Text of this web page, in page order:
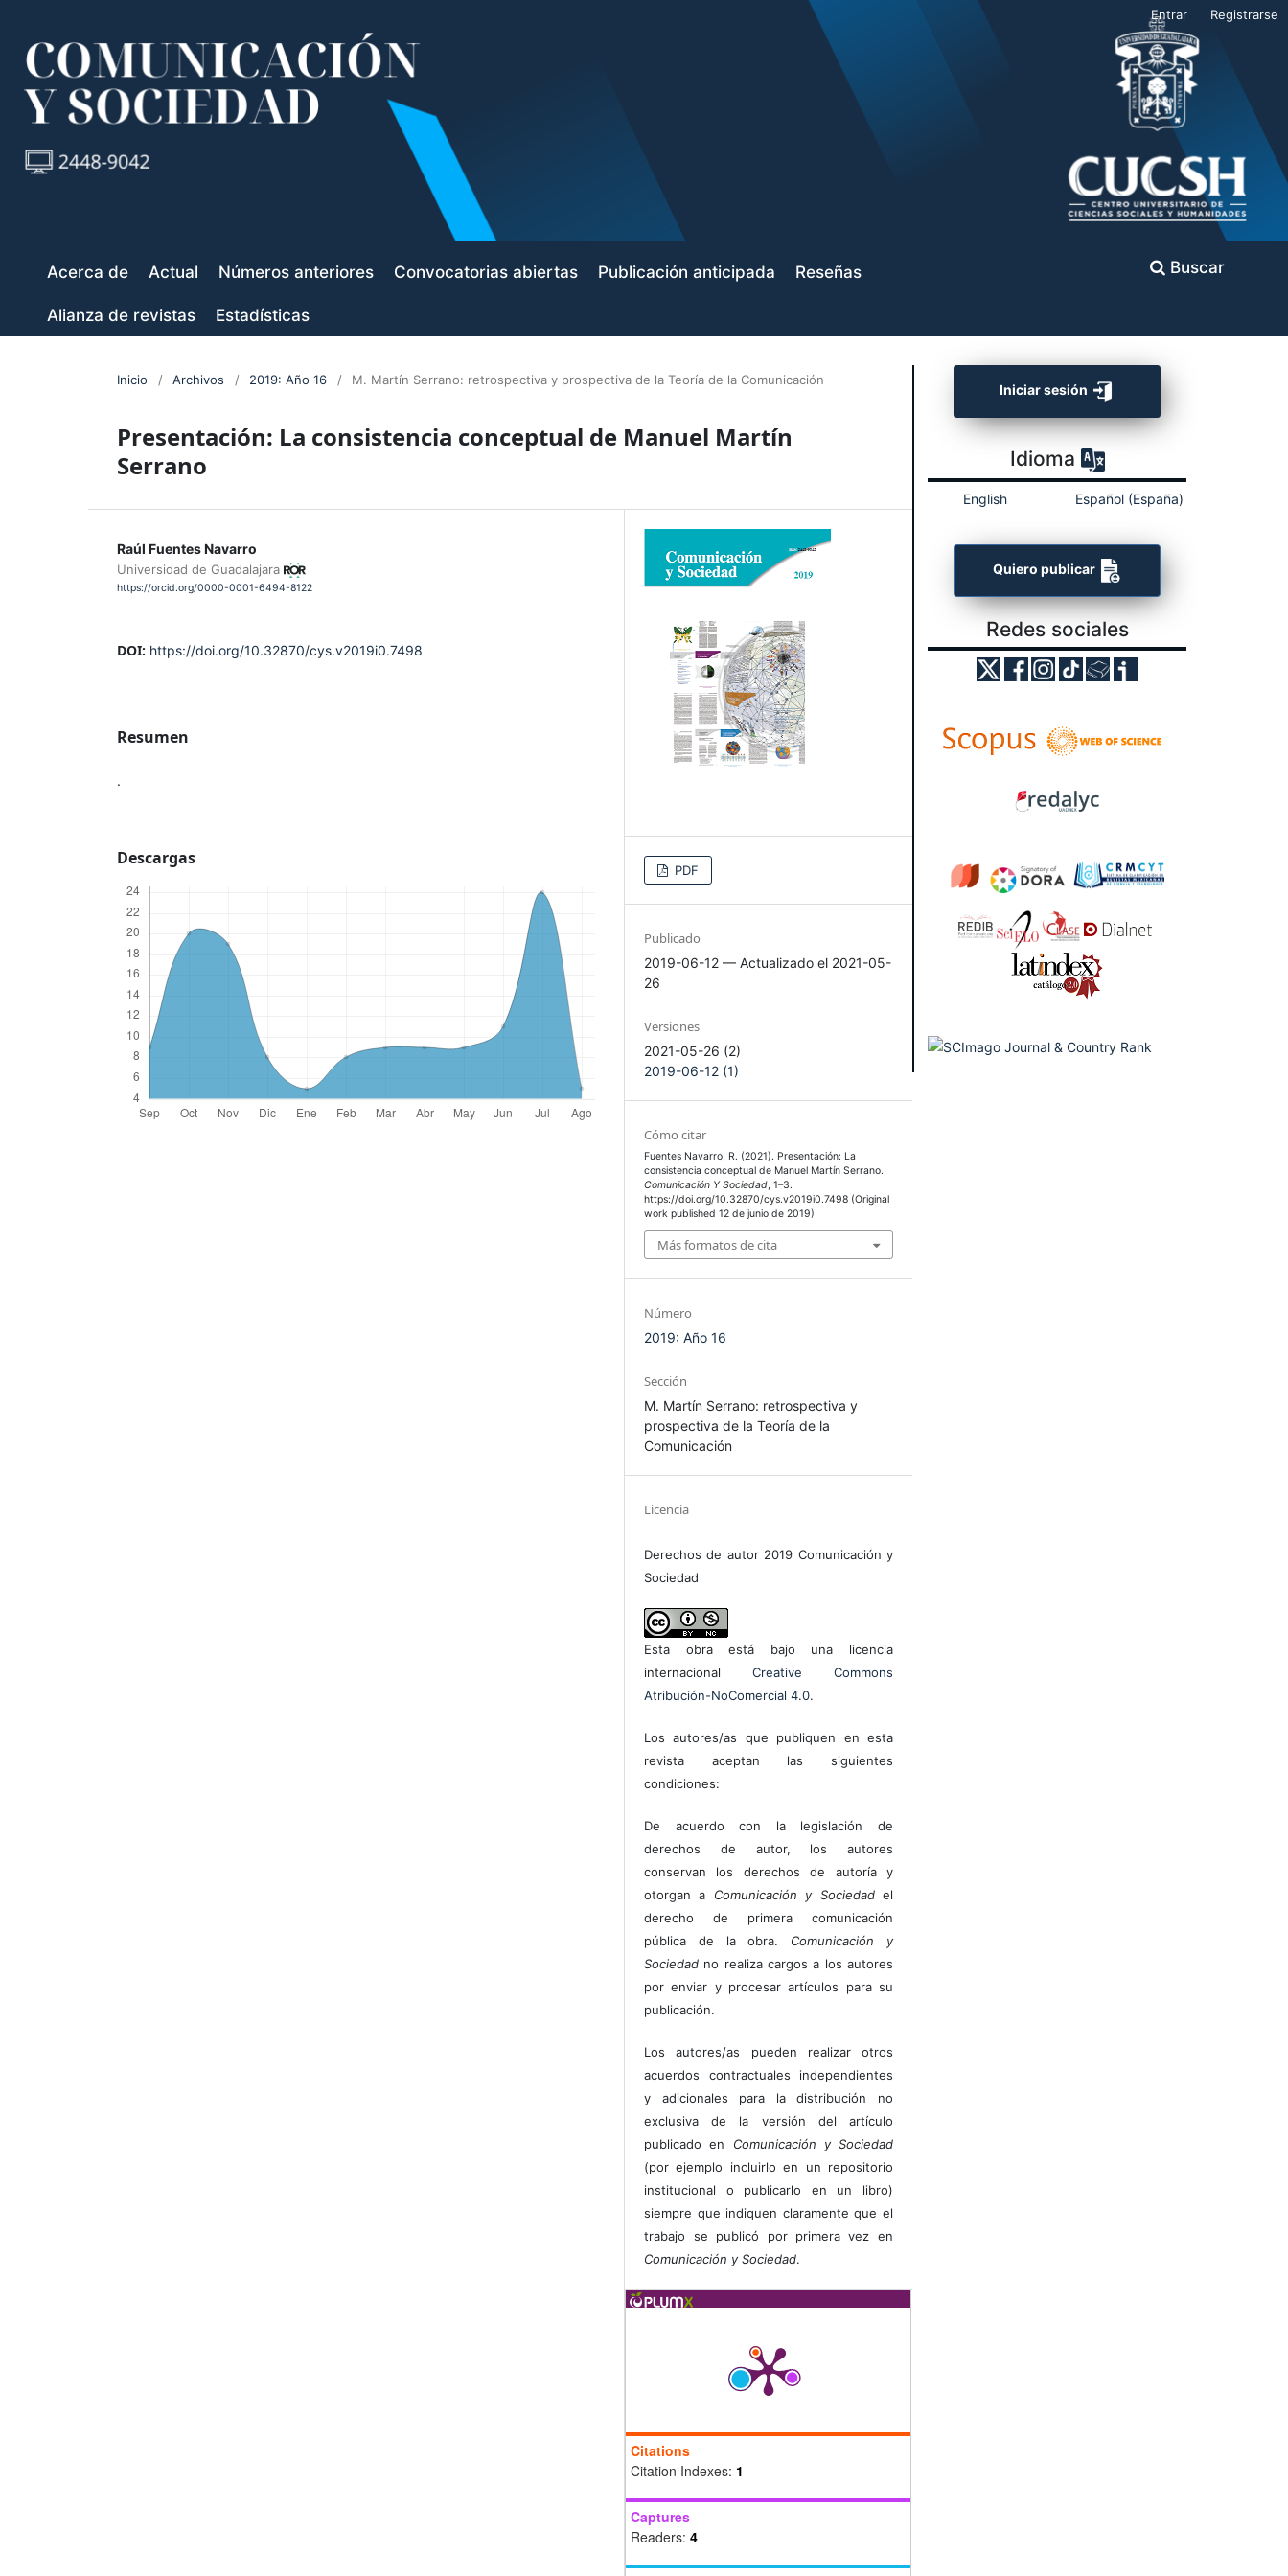
Acerca de Actual Números anteriores Convocatorias abiertas Publicación anticipada Reseñas
Alianza de revistas Estadísticas
Buscar
Entrar Registrarse
Inicio / Archivos / 2019: Año 16 / M. Martín Serrano: retrospectiva y prospectiva de la Teoría de la Comunicación
Presentación: La consistencia conceptual de Manuel Martín
Serrano
Raúl Fuentes Navarro
Universidad de Guadalajara
https://orcid.org/0000-0001-6494-8122
DOI: https://doi.org/10.32870/cys.v2019i0.7498
Resumen
.
Descargas
PDF
Publicado
2019-06-12 — Actualizado el 2021-05-
26
Versiones
2021-05-26 (2)
2019-06-12 (1)
Cómo citar
Fuentes Navarro, R. (2021). Presentación: La
consistencia conceptual de Manuel Martín Serrano.
Comunicación Y Sociedad, 1–3.
https://doi.org/10.32870/cys.v2019i0.7498 (Original
work published 12 de junio de 2019)
Más formatos de cita
Número
2019: Año 16
Sección
M. Martín Serrano: retrospectiva y
prospectiva de la Teoría de la
Comunicación
Licencia
Derechos de autor 2019 Comunicación y
Sociedad
Esta obra está bajo una licencia
internacional Creative Commons
Atribución-NoComercial 4.0.
Los autores/as que publiquen en esta
revista aceptan las siguientes
condiciones:
De acuerdo con la legislación de
derechos de autor, los autores
conservan los derechos de autoría y
otorgan a Comunicación y Sociedadel
derecho de primera comunicación
pública de la obra. Comunicación y
Sociedad no realiza cargos a los autores
por enviar y procesar artículos para su
publicación.
Los autores/as pueden realizar otros
acuerdos contractuales independientes
y adicionales para la distribución no
exclusiva de la versión del artículo
publicado en Comunicación y Sociedad
(por ejemplo incluirlo en un repositorio
institucional o publicarlo en un libro)
siempre que indiquen claramente que el
trabajo se publicó por primera vez en
Comunicación y Sociedad.
Citations
Citation Indexes: 1
Captures
Readers: 4
Iniciar sesión
Idioma
English Español (España)
Quiero publicar
Redes sociales